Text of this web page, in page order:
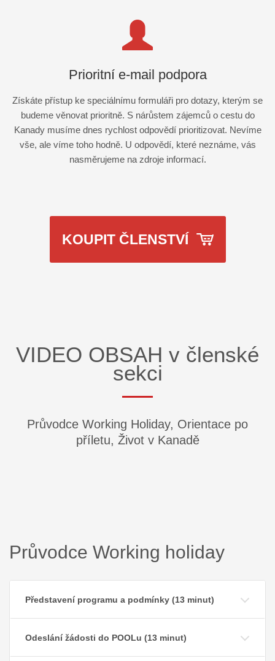
Prioritní e-mail podpora
Získáte přístup ke speciálnímu formuláři pro dotazy, kterým se
budeme věnovat prioritně. S nárůstem zájemců o cestu do
Kanady musíme dnes rychlost odpovědí prioritizovat. Nevíme
vše, ale víme toho hodně. U odpovědí, které neznáme, vás
nasměrujeme na zdroje informací.
KOUPIT ČLENSTVÍ
VIDEO OBSAH v členské
sekci
Průvodce Working Holiday, Orientace po
příletu, Život v Kanadě
Průvodce Working holiday
Představení programu a podmínky (13 minut)
Odeslání žádosti do POOLu (13 minut)